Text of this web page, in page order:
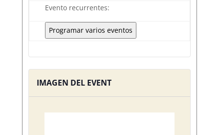
Evento recurrentes:
Programar varios eventos
IMAGEN DEL EVENT